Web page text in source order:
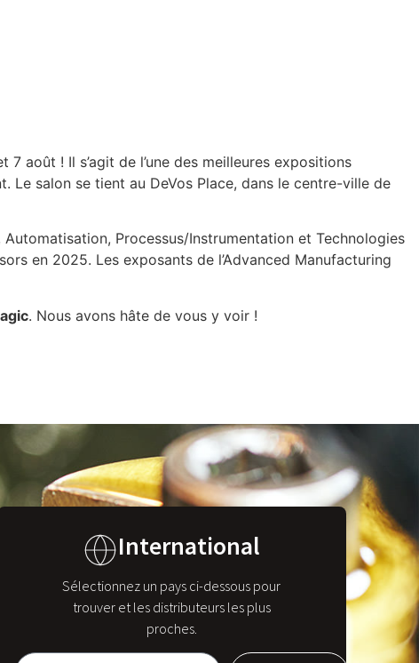
août ! Il s’agit de l’une des meilleures expositions
salon se tient au DeVos Place, dans le centre-ville de
Processus/Instrumentation et Technologies
en 2025. Les exposants de l’Advanced Manufacturing
. Nous avons hâte de vous y voir !
International
Sélectionnez un pays ci-dessous pour
trouver et les distributeurs les plus
proches.